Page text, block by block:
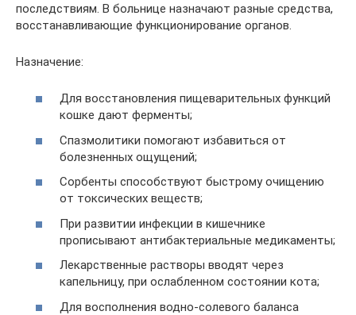
последствиям. В больнице назначают разные средства,
восстанавливающие функционирование органов.
Назначение:
Для восстановления пищеварительных функций
кошке дают ферменты;
Спазмолитики помогают избавиться от
болезненных ощущений;
Сорбенты способствуют быстрому очищению
от токсических веществ;
При развитии инфекции в кишечнике
прописывают антибактериальные медикаменты;
Лекарственные растворы вводят через
капельницу, при ослабленном состоянии кота;
Для восполнения водно-солевого баланса